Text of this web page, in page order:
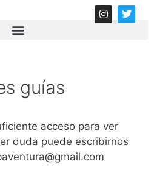
guías
acceso para ver
duda puede escribirnos